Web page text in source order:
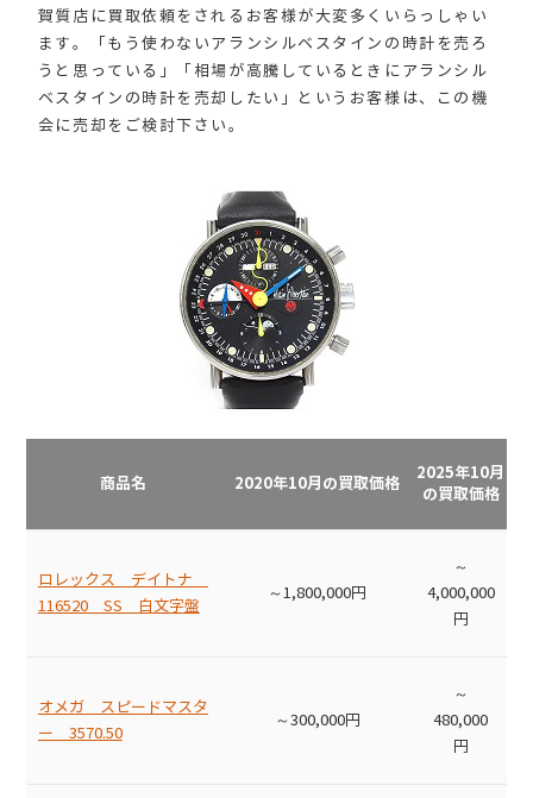
賀質店に買取依頼をされるお客様が大変多くいらっしゃい
ます。「もう使わないアランシルベスタインの時計を売ろ
うと思っている」「相場が高騰しているときにアランシル
ベスタインの時計を売却したい」というお客様は、この機
会に売却をご検討下さい。
商品名 2020年10月の買取価格
2025年10月
の買取価格
ロレックス デイトナ
116520 SS 白文字盤
～1,800,000円
～
4,000,000
円
オメガ スピードマスタ
ー 3570.50
～300,000円
～
480,000
円